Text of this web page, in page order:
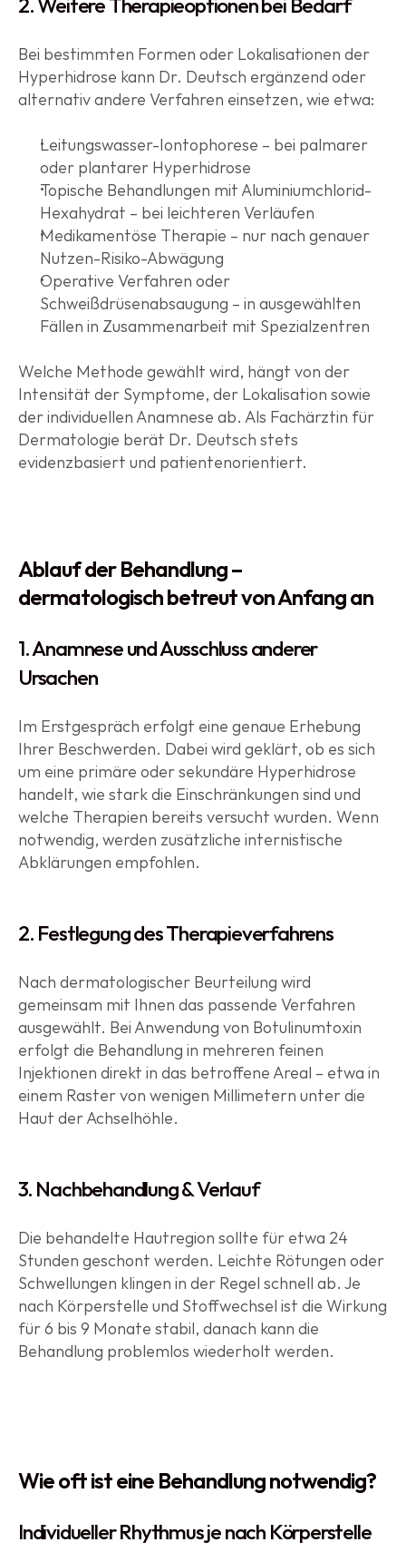
Bei bestimmten Formen oder Lokalisationen der
Hyperhidrose kann Dr. Deutsch ergänzend oder
alternativ andere Verfahren einsetzen, wie etwa:
Leitungswasser-Iontophorese – bei palmarer
oder plantarer Hyperhidrose
Topische Behandlungen mit Aluminiumchlorid-
Hexahydrat – bei leichteren Verläufen
Medikamentöse Therapie – nur nach genauer
Nutzen-Risiko-Abwägung
Operative Verfahren oder
Schweißdrüsenabsaugung – in ausgewählten
Fällen in Zusammenarbeit mit Spezialzentren
Welche Methode gewählt wird, hängt von der
Intensität der Symptome, der Lokalisation sowie
der individuellen Anamnese ab. Als Fachärztin für
Dermatologie berät Dr. Deutsch stets
evidenzbasiert und patientenorientiert.
Ablauf der Behandlung –
dermatologisch betreut von Anfang an
1. Anamnese und Ausschluss anderer
Ursachen
Im Erstgespräch erfolgt eine genaue Erhebung
Ihrer Beschwerden. Dabei wird geklärt, ob es sich
um eine primäre oder sekundäre Hyperhidrose
handelt, wie stark die Einschränkungen sind und
welche Therapien bereits versucht wurden. Wenn
notwendig, werden zusätzliche internistische
Abklärungen empfohlen.
2. Festlegung des Therapieverfahrens
Nach dermatologischer Beurteilung wird
gemeinsam mit Ihnen das passende Verfahren
ausgewählt. Bei Anwendung von Botulinumtoxin
erfolgt die Behandlung in mehreren feinen
Injektionen direkt in das betroffene Areal – etwa in
einem Raster von wenigen Millimetern unter die
Haut der Achselhöhle.
3. Nachbehandlung & Verlauf
Die behandelte Hautregion sollte für etwa 24
Stunden geschont werden. Leichte Rötungen oder
Schwellungen klingen in der Regel schnell ab. Je
nach Körperstelle und Stoffwechsel ist die Wirkung
für 6 bis 9 Monate stabil, danach kann die
Behandlung problemlos wiederholt werden.
Wie oft ist eine Behandlung notwendig?
Individueller Rhythmus je nach Körperstelle